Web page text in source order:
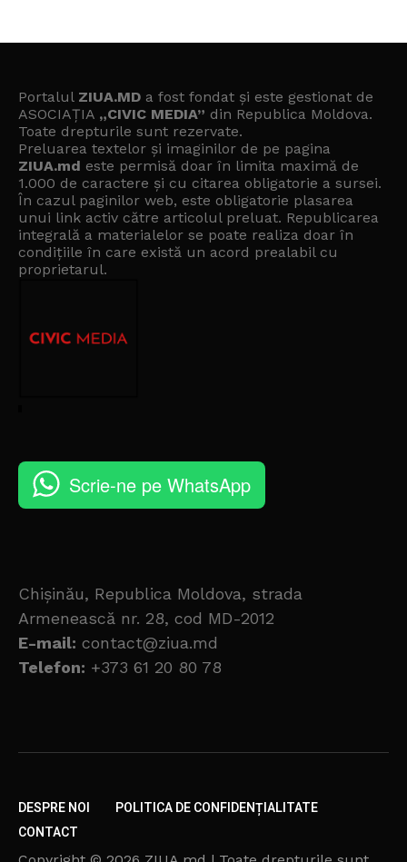
Portalul ZIUA.MD a fost fondat și este gestionat de
ASOCIAȚIA „CIVIC MEDIA” din Republica Moldova.
Toate drepturile sunt rezervate.
Preluarea textelor și imaginilor de pe pagina
ZIUA.md este permisă doar în limita maximă de
1.000 de caractere și cu citarea obligatorie a sursei.
În cazul paginilor web, este obligatorie plasarea
unui link activ către articolul preluat. Republicarea
integrală a materialelor se poate realiza doar în
condițiile în care există un acord prealabil cu
proprietarul.
Scrie-ne pe WhatsApp
Chișinău, Republica Moldova, strada
Armenească nr. 28, cod MD-2012
E-mail: contact@ziua.md
Telefon: +373 61 20 80 78
DESPRE NOI
POLITICA DE CONFIDENȚIALITATE
CONTACT